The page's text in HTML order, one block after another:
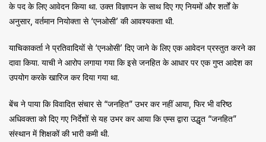
के पद के लिए आवेदन किया था. उक्त विज्ञापन के साथ दिए गए नियमों और शर्तों के
अनुसार, वर्तमान नियोक्ता से ‘एनओसी’ की आवश्यकता थी.
याचिकाकर्ता ने प्रतिवादियों से ‘एनओसी’ दिए जाने के लिए एक आवेदन प्रस्तुत करने का
दावा किया. याची ने आरोप लगाया गया कि इसे जनहित के आधार पर एक गुप्त आदेश का
उपयोग करके खारिज कर दिया गया था.
बेंच ने पाया कि विवादित संचार से “जनहित” उभर कर नहीं आया, फिर भी वरिष्ठ
अधिवक्ता को दिए गए निर्देशों से यह उभर कर आया कि एम्स द्वारा उद्धृत “जनहित”
संस्थान में शिक्षकों की भारी कमी थी.